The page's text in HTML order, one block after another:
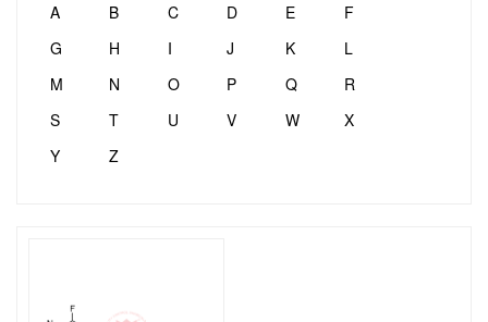
A B C D E
F
G
H I J K
L
M
N O P Q
R
S
T U V W
X
Y
Z